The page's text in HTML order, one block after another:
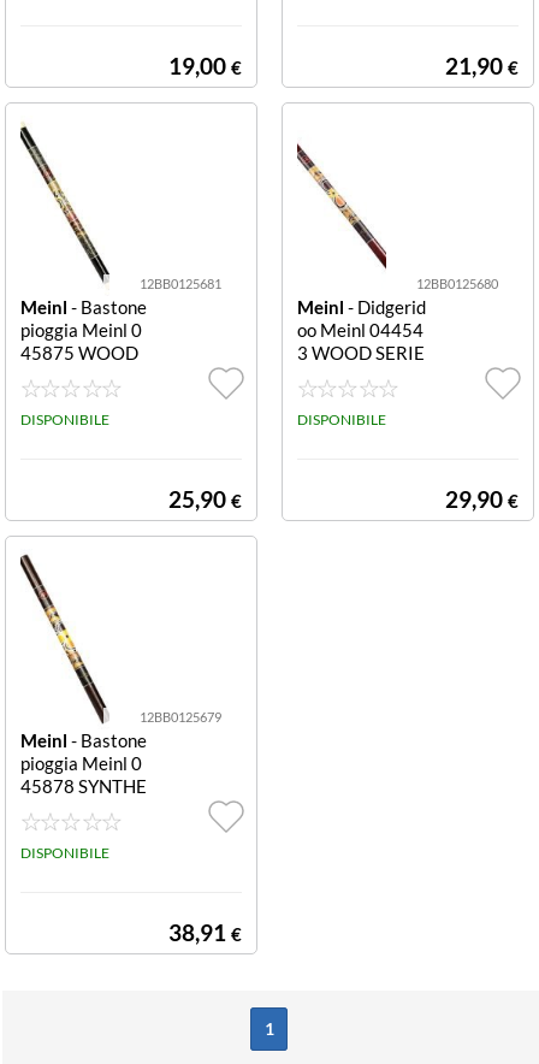
19,00 € 21,90 €
12BB0125681
Meinl - Bastone
pioggia Meinl 0
45875 WOOD
SERIES Rainstic
k Rs1Bk L Black
Rainstick Rs1B
DISPONIBILE
25,90 €
12BB0125680
Meinl - Didgerid
oo Meinl 04454
3 WOOD SERIE
S Ddg1 R Red D
dg1 R
DISPONIBILE
29,90 €
12BB0125679
Meinl - Bastone
pioggia Meinl 0
45878 SYNTHE
TIC SERIES Rai
nstick Srs1R L R
ed Rainstick Srs
DISPONIBILE
38,91 €
1